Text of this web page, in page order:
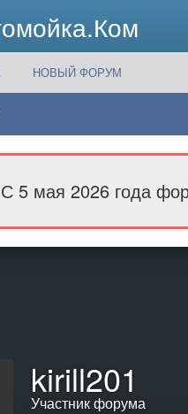
НОВЫЙ ФОРУМ
С 5 мая 2026 года
kirill201
Участник форума